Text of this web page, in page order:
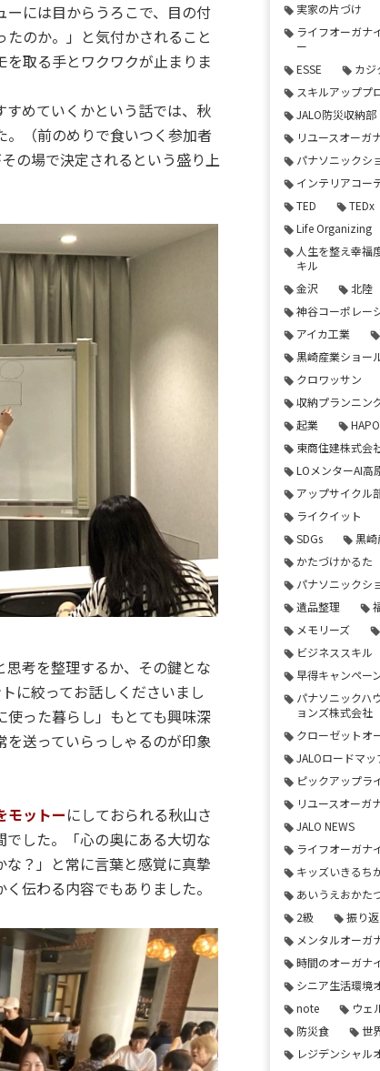
ーには目からうろこで、目の付
のか。」と気付かされること
取る手とワクワクが止まりま
めていくかという話では、秋
（前のめりで食いつく参加者
の場で決定されるという盛り上
考を整理するか、その鍵とな
に絞ってお話しくださいまし
った暮らし」もとても興味深
を送っていらっしゃるのが印象
モットーにしておられる秋山さ
した。「心の奥にある大切な
？」と常に言葉と感覚に真摯
伝わる内容でもありました。
実家の片づけ
ライフオーガナ
ー
ESSE
カジ
スキルアッププ
JALO防災収納部
リユースオーガ
パナソニックシ
インテリアコー
TED
TEDx
Life Organizing
人生を整え幸福
キル
金沢
北陸
神谷コーポレー
アイカ工業
黒崎産業ショー
クロワッサン
収納プランニン
起業
HAPO
東商住建株式会
LOメンターAI高
アップサイクル
ライクイット
SDGs
黒崎
かたづけかるた
パナソニックシ
遺品整理
メモリーズ
ビジネススキル
早得キャンペー
パナソニックハ
ョンズ株式会社
クローゼットオ
JALOロードマッ
ピックアップラ
リユースオーガ
JALO NEWS
ライフオーガナ
キッズいきるち
あいうえおかた
2級
振り
メンタルオーガ
時間のオーガナ
シニア生活環境
note
ウェ
防災食
世
レジデンシャル